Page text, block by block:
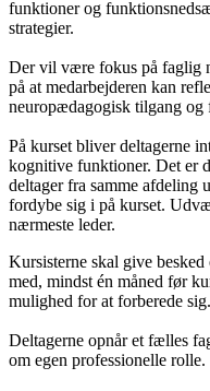
funktioner og
strategier.
Der vil være fokus på faglig
på at medarbejderen kan
neuropædagogisk tilgang og
På kurset bliver deltagerne
kognitive funktioner. Det er
deltager fra samme afdeling
fordybe sig i på kurset.
nærmeste leder.
Kursisterne skal give
med, mindst én måned før
mulighed for at forberede sig.
Deltagerne opnår et fælles
om egen professionelle rolle.